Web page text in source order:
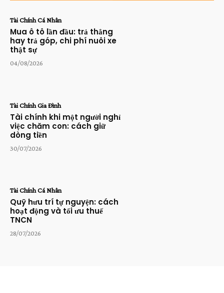
Tài Chính Cá Nhân
Mua ô tô lần đầu: trả thẳng
hay trả góp, chi phí nuôi xe
thật sự
04/08/2026
Tài Chính Gia Đình
Tài chính khi một người nghỉ
việc chăm con: cách giữ
dòng tiền
30/07/2026
Tài Chính Cá Nhân
Quỹ hưu trí tự nguyện: cách
hoạt động và tối ưu thuế
TNCN
28/07/2026